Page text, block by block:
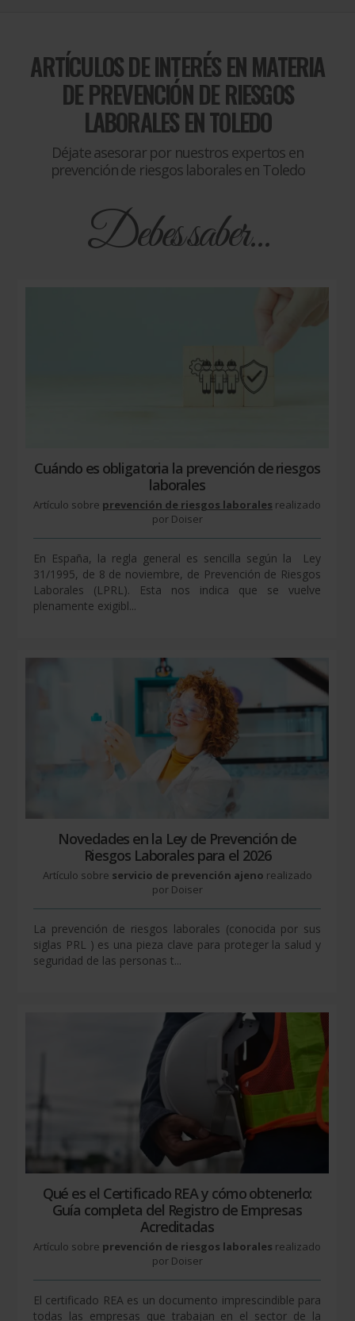
ARTÍCULOS DE INTERÉS EN MATERIA
DEPREVENCIÓN DE RIESGOS
LABORALES EN TOLEDO
Déjate asesorar por nuestros expertos en
prevención de riesgos laborales en Toledo
Debes saber...
Cuándo es obligatoria la prevención de riesgos
laborales
Artículo sobre prevención de riesgos laborales realizado
por Doiser
En España, la regla general es sencilla según la Ley
31/1995, de 8 de noviembre, de Prevención de Riesgos
Laborales (LPRL). Esta nos indica que se vuelve
plenamente exigibl...
Novedades en la Ley de Prevención de
Riesgos Laborales para el 2026
Artículo sobre servicio de prevención ajeno realizado
por Doiser
La prevención de riesgos laborales (conocida por sus
siglas PRL ) es una pieza clave para proteger la salud y
seguridad de las personas t...
Qué es el Certificado REA y cómo obtenerlo:
Guía completa del Registro de Empresas
Acreditadas
Artículo sobre prevención de riesgos laborales realizado
por Doiser
El certificado REA es un documento imprescindible para
todas las empresas que trabajan en el sector de la